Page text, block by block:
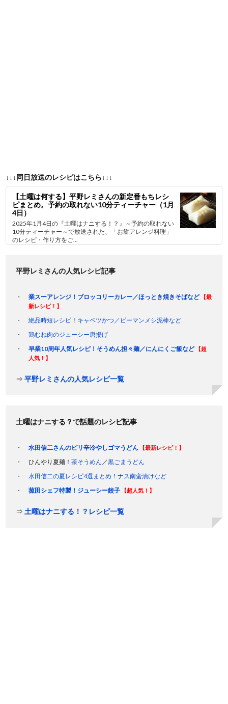
↓↓↓同日放送のレシピはこちら↓↓↓
【土曜は何する】平野レミさんの新定番もちレシ
ピまとめ。予約の取れない10分ティーチャー（1月
4日）
2025年1月4日の『土曜はナニする！？』～予約の取れない
10分ティーチャー～で放送された、「お餅アレンジ料理」
のレシピ・作り方をご...
平野レミさんの人気レシピ記事
業スーアレンジ！ブロッコリーカレー／ほっとき焼きそばなど
【最
新レシピ！】
絶品時短レシピ！キャベツかつ／ピーマンメシ泥棒など
鶏むね肉のジューシー唐揚げ
早業10周年人気レシピ！そうめん担々麺／にんにくご飯など
【超
人気！】
⇒平野レミさんの人気レシピ一覧
土曜はナニする？で話題のレシピ記事
水田信二さんのピリ辛冷やしゴマうどん 【最新レシピ！】
ひんやり夏麺！茶そうめん ／黒ごまうどん
水田信二の夏レシピ4選まとめ！ナス南蛮漬けなど
菰田シェフ特製！ジューシー餃子
【超人気！】
⇒ 土曜はナニする！？レシピ一覧